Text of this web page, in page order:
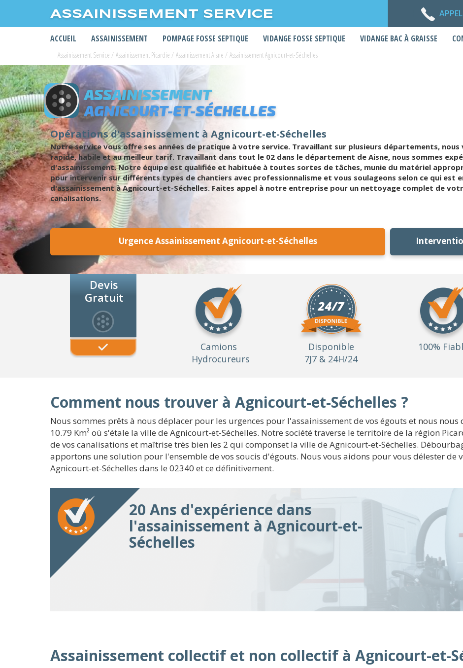
ASSAINISSEMENT SERVICE
ACCUEIL ASSAINISSEMENT POMPAGE FOSSE SEPTIQUE VIDANGE FOSSE SEPTIQUE VIDANGE BAC À GRAISSE
Assainissement Service / Assainissement Picardie / Assainissement Aisne / Assainissement Agnicourt-et-Séchelles
ASSAINISSEMENT
AGNICOURT-ET-SÉCHELLES
Opérations d'assainissement à Agnicourt-et-Séchelles
Notre service vous offre ses années de pratique à votre service. Travaillant sur plusieurs départements,
rapide, habile et au meilleur tarif. Travaillant dans tout le 02 dans le département de Aisne, nous sommes
d'assainissement. Notre équipe est qualifiée et habituée à toutes sortes de tâches, munie du matériel
pour intervenir sur différents types de chantiers avec professionnalisme et vous soulageons selon ce qui est
d'assainissement à Agnicourt-et-Séchelles. Faites appel à notre entreprise pour un nettoyage complet de
canalisations.
Urgence Assainissement Agnicourt-et-Séchelles
Devis
Gratuit
Camions
Hydrocureurs
Disponible
7J7 & 24H/24
100%
Comment nous trouver à Agnicourt-et-Séchelles ?
Nous sommes prêts à nous déplacer pour les urgences pour l'assainissement de vos égouts et nous
10.79 Km² où s'étale la ville de Agnicourt-et-Séchelles. Notre société traverse le territoire de la région
de vos canalisations et maîtrise très bien les 2 qui componset la ville de Agnicourt-et-Séchelles.
apportons une solution pour l'ensemble de vos soucis d'égouts. Nous vous aidons pour vous délester de
Agnicourt-et-Séchelles dans le 02340 et ce définitivement.
20 Ans d'expérience dans
l'assainissement à Agnicourt-et-
Séchelles
Assainissement collectif et non collectif à Agnicourt-et-